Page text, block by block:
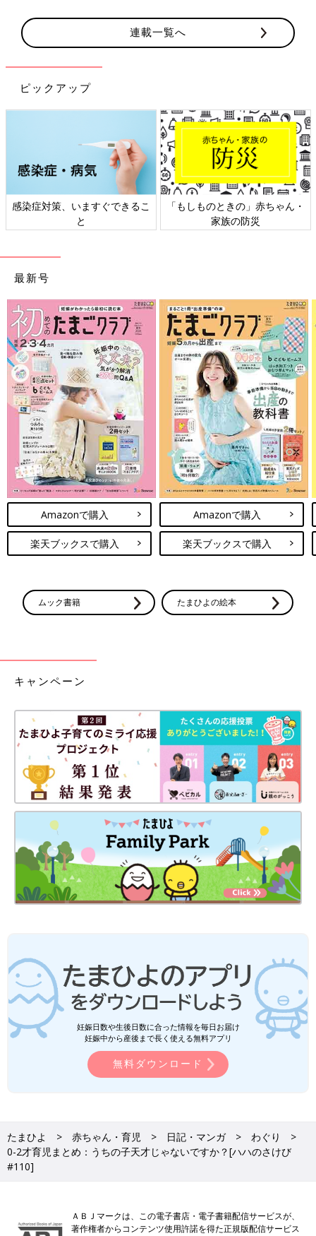
連載一覧へ
ピックアップ
感染症対策、いますぐできるこ
と
「もしものときの」赤ちゃん・
家族の防災
最新号
Amazonで購入
楽天ブックスで購入
Amazonで購入
楽天ブックスで購入
ムック書籍 たまひよの絵本
キャンペーン
妊娠日数や生後日数に合った情報を毎日お届け
妊娠中から産後まで長く使える無料アプリ
無料ダウンロード
たまひよ 赤ちゃん・育児 日記・マンガ
わぐり
0-2才育児まとめ：うちの子天才じゃないですか？[ハハのさけび
#110]
ＡＢＪマークは、この電子書店・電子書籍配信サービスが、
著作権者からコンテンツ使用許諾を得た正規版配信サービス